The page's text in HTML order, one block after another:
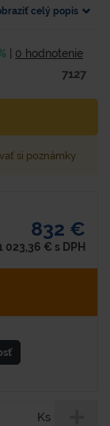
celý popis
0 hodnotenie
7127
si poznámky
832 €
023,36 € s DPH
Ks